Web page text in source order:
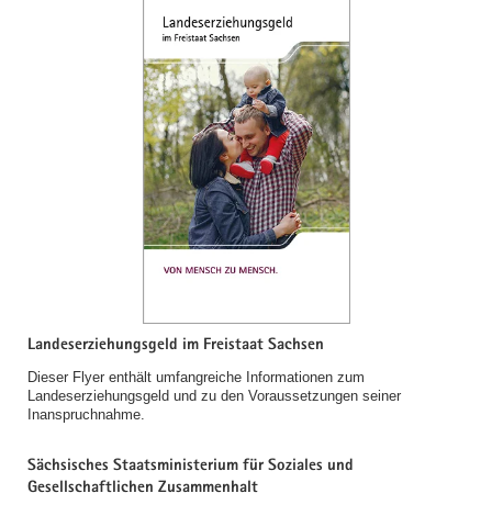
Landeserziehungsgeld im Freistaat Sachsen
Dieser Flyer enthält umfangreiche Informationen zum
Landeserziehungsgeld und zu den Voraussetzungen seiner
Inanspruchnahme.
Sächsisches Staatsministerium für Soziales und
Gesellschaftlichen Zusammenhalt